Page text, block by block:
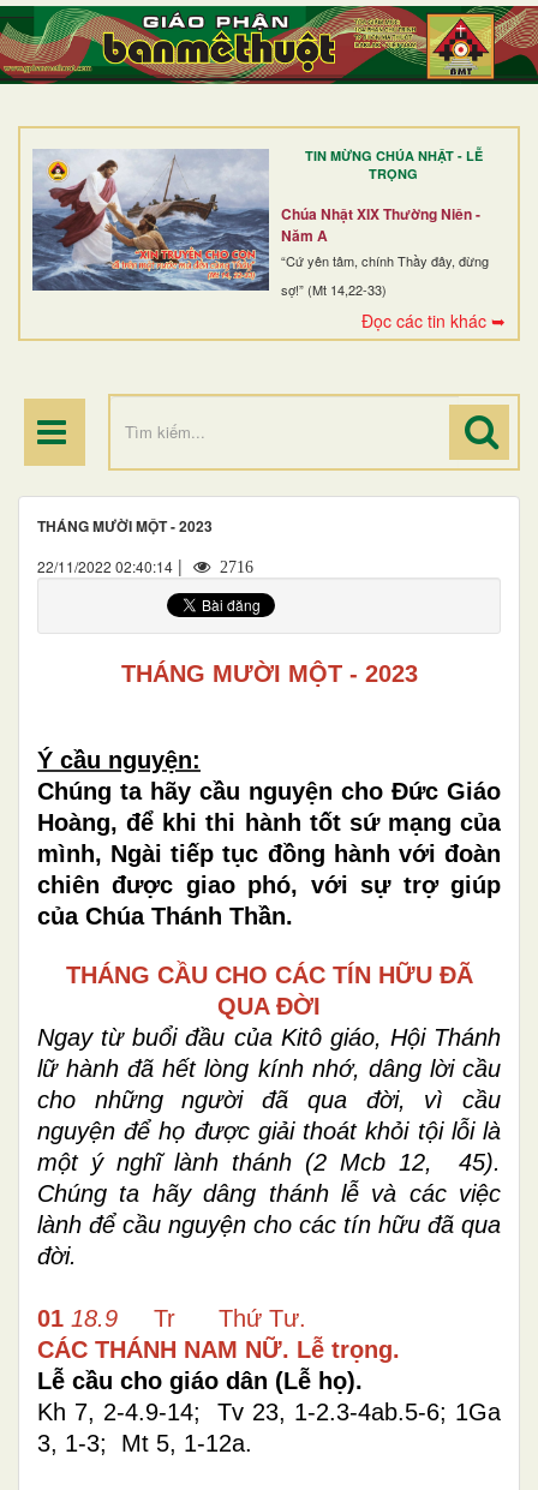
TIN MỪNG CHÚA NHẬT - LỄ
TRỌNG
Chúa Nhật XIX Thường Niên -
Năm A
“Cứ yên tâm, chính Thầy đây, đừng
sợ!” (Mt 14,22-33)
Đọc các tin khác ➥
TRANG NHẤT
GIỚI THIỆU
DÒNG TU
BAN MỤC VỤ
ĐOÀN THỂ CG
THÁNG MƯỜI MỘT - 2023
22/11/2022 02:40:14 | 2716
THÁNG MƯỜI MỘT - 2023
Ý cầu nguyện:
Chúng ta hãy cầu nguyện cho Đức Giáo
Hoàng, để khi thi hành tốt sứ mạng của
mình, Ngài tiếp tục đồng hành với đoàn
chiên được giao phó, với sự trợ giúp
của Chúa Thánh Thần.
THÁNG CẦU CHO CÁC TÍN HỮU ĐÃ
QUA ĐỜI
Ngay từ buổi đầu của Kitô giáo, Hội Thánh
lữ hành đã hết lòng kính nhớ, dâng lời cầu
cho những người đã qua đời, vì cầu
nguyện để họ được giải thoát khỏi tội lỗi là
một ý nghĩ lành thánh (2 Mcb 12, 45).
Chúng ta hãy dâng thánh lễ và các việc
lành để cầu nguyện cho các tín hữu đã qua
đời.
01 18.9 Tr Thứ Tư.
CÁC THÁNH NAM NỮ. Lễ trọng.
Lễ cầu cho giáo dân (Lễ họ).
Kh 7, 2-4.9-14; Tv 23, 1-2.3-4ab.5-6; 1Ga
3, 1-3; Mt 5, 1-12a.